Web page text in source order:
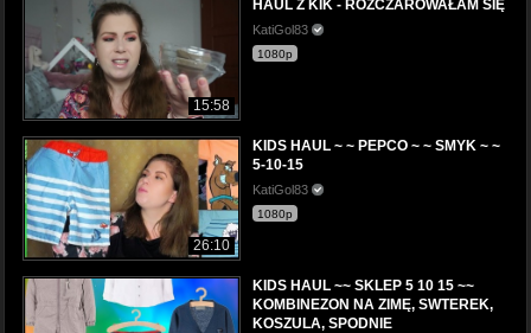
15:58
HAUL Z KIK - ROZCZAROWAŁAM SIĘ
KatiGol83
1080p
26:10
KIDS HAUL ~ ~ PEPCO ~ ~ SMYK ~ ~
5-10-15
KatiGol83
1080p
KIDS HAUL ~~ SKLEP 5 10 15 ~~
KOMBINEZON NA ZIMĘ, SWTEREK,
KOSZULA, SPODNIE